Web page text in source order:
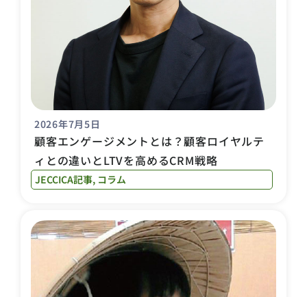
2026年7月5日
顧客エンゲージメントとは？顧客ロイヤルテ
ィとの違いとLTVを高めるCRM戦略
JECCICA記事, コラム